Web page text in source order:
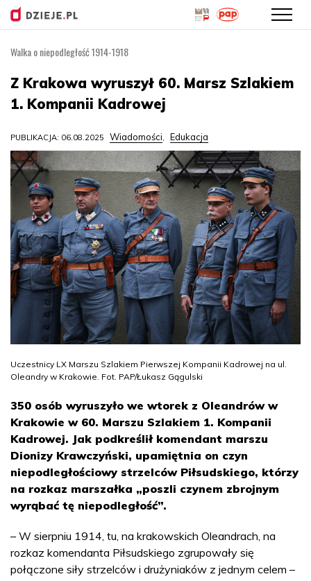
treści
Walka o niepodległość 1914-1918
Z Krakowa wyruszył 60. Marsz Szlakiem
1. Kompanii Kadrowej
PUBLIKACJA: 06.08.2025 Wiadomości, Edukacja
Uczestnicy LX Marszu Szlakiem Pierwszej Kompanii Kadrowej na ul.
Oleandry w Krakowie. Fot. PAP/Łukasz Gągulski
350 osób wyruszyło we wtorek z Oleandrów w
Krakowie w 60. Marszu Szlakiem 1. Kompanii
Kadrowej. Jak podkreślił komendant marszu
Dionizy Krawczyński, upamiętnia on czyn
niepodległościowy strzelców Piłsudskiego, którzy
na rozkaz marszałka „poszli czynem zbrojnym
wyrąbać tę niepodległość”.
– W sierpniu 1914, tu, na krakowskich Oleandrach, na
rozkaz komendanta Piłsudskiego zgrupowały się
połączone siły strzelców i drużyniaków z jednym celem –